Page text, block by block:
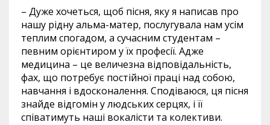
– Дуже хочеться, щоб пісня, яку я написав про
нашу рідну альма-матер, послугувала нам усім
теплим спогадом, а сучасним студентам –
певним орієнтиром у їх професії. Адже
медицина – це величезна відповідальність,
фах, що потребує постійної праці над собою,
навчання і вдосконалення. Сподіваюся, ця пісня
знайде відгомін у людських серцях, і її
співатимуть наші вокалісти та колективи.